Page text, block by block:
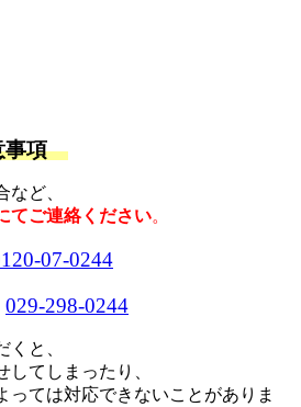
事項
ど、
てご連絡ください。
07-0244
029-298-0244
くと、
てしまったり、
っては対応できないことがありま